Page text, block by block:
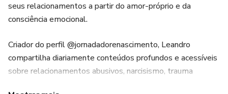
seus relacionamentos a partir do amor-próprio e da
consciência emocional.
Criador do perfil @jornadadorenascimento, Leandro
compartilha diariamente conteúdos profundos e acessíveis
sobre relacionamentos abusivos, narcisismo, trauma